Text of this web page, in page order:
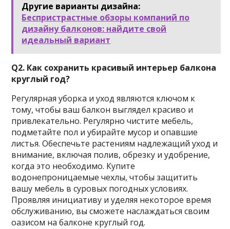
Другие варианты дизайна:
Беспристрастные обзоры компаний по
дизайну балконов: найдите свой
идеальный вариант
Q2. Как сохранить красивый интерьер балкона
круглый год?
Регулярная уборка и уход являются ключом к
тому, чтобы ваш балкон выглядел красиво и
привлекательно. Регулярно чистите мебель,
подметайте пол и убирайте мусор и опавшие
листья. Обеспечьте растениям надлежащий уход и
внимание, включая полив, обрезку и удобрение,
когда это необходимо. Купите
водонепроницаемые чехлы, чтобы защитить
вашу мебель в суровых погодных условиях.
Проявляя инициативу и уделяя некоторое время
обслуживанию, вы сможете наслаждаться своим
оазисом на балконе круглый год.